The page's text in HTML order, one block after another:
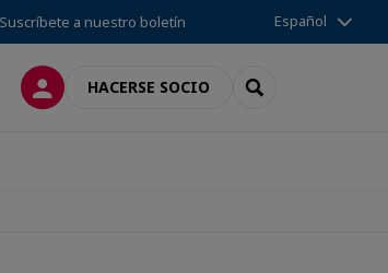
Suscríbete a nuestro boletín Español
CONECTARSE
HACERSE SOCIO SEARCH